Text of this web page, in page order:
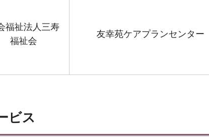
福祉法人三寿
福祉会
友幸苑ケアプランセンター
ビス